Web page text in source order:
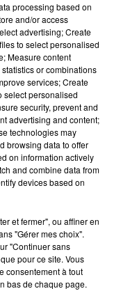
2024 À 11H00
processing based on
and/or access
advertising; Create
to select personalised
Measure content
or combinations
services; Create
select personalised
security, prevent and
advertising and content;
technologies may
browsing data to offer
on information actively
and combine data from
devices based on
et fermer", ou affiner en
"Gérer mes choix".
"Continuer sans
pour ce site. Vous
consentement à tout
bas de chaque page.